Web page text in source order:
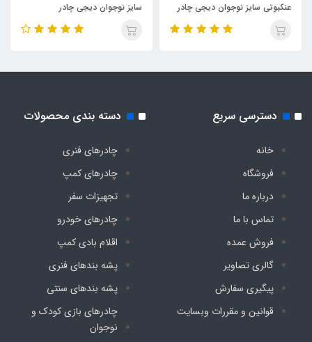
نوع اسکلت
ابریشم
عنکبوتی سایز نوجوان دیجی چادر
سایز نوجوان دیجی چادر
دسترسی سریع
خانه
فروشگاه
درباره ما
تماس با ما
فروش عمده
گالری تصاویر
پیگیری سفارش
قوانین و مقررات وبسایت
دسته بندی محصولات
چادرهای فنری
چادرهای کمپ
تجهیزات سفر
چادرهای خودرو
اقلام بادی کمپ
پشه‌ بندهای فنری
پشه‌ بندهای سنتی
چادرهای بازی کودک و
نوجوان